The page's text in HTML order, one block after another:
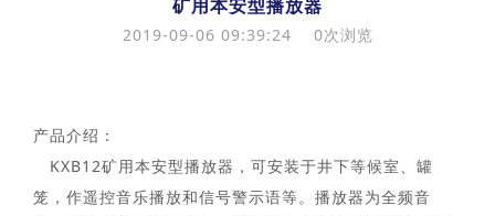
矿用本安型播放器
2019-09-06 09:39:24 0次浏览
产品介绍：
KXB12矿用本安型播放器，可安装于井下等候室、罐
笼，作遥控音乐播放和信号警示语等。播放器为全频音